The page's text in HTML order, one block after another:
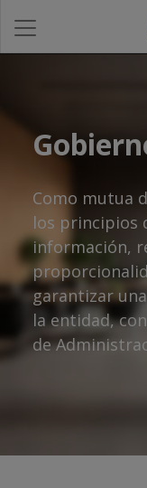
Saltar al contenido
Como mutua
los principios
información,
garantizar
la entidad,
de